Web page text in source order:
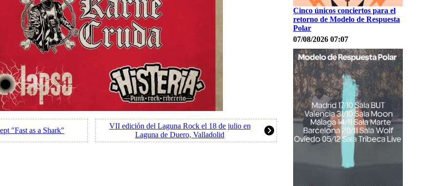
"Fast as a Shark"
VII edición del Laguna Rock el 18 de julio en
Laguna de Duero, Valladolid
Cinco únicos conciertos para el
retorno de Modelo de Respuesta
Polar
07/08/2026 07:07